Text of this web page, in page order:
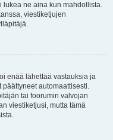
lukea ne aina kun mahdollista.
viestiketjujen
enää lähettää vastauksia ja
automaattisesti.
tai foorumin valvojan
viestiketjusi, mutta tämä